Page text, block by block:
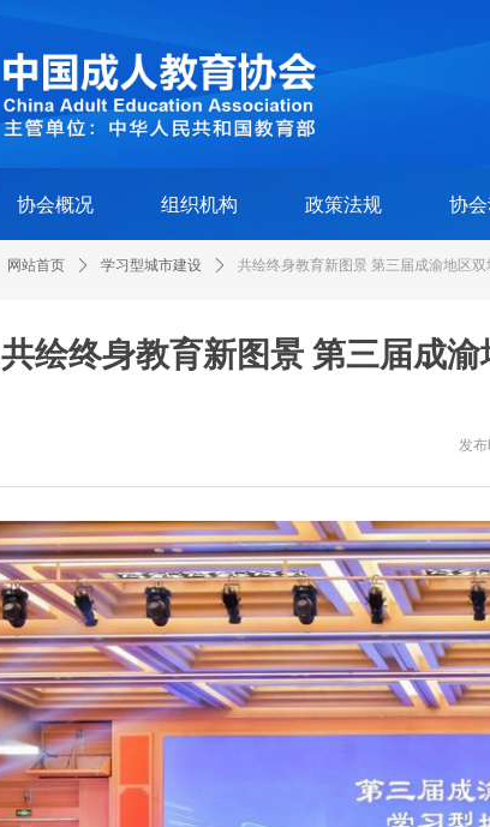
协会概况 组织机构 政策法规 协
网站首页 ꄲ 学习型城市建设 ꄲ 共绘终身教育新图景 第三届成渝地区
共绘终身教育新图景 第三届成
发布